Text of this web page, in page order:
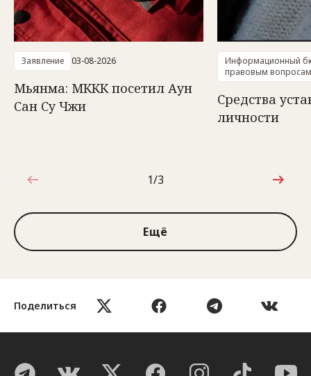
Поделиться
Заявление 03-08-2026
Мьянма: МККК посетил Аун
Сан Су Чжи
Информационный
правовым вопросам
Средства
личности
1 из 3
1/3
Ещё